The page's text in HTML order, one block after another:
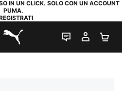
IN UN CLICK. SOLO CON UN ACCOUNT
PUMA.
PUMA.com
CHAT IL MIO